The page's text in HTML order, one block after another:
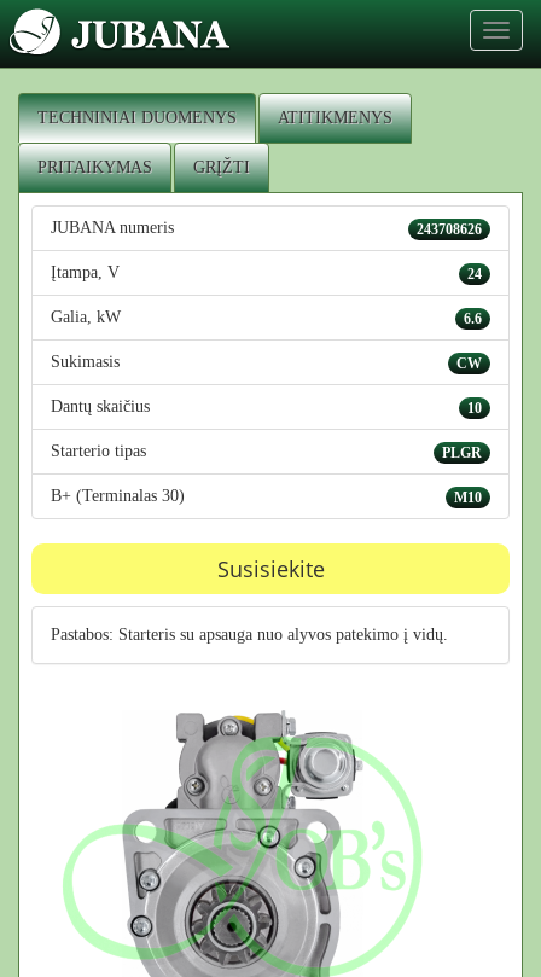
Toggle
TECHNINIAI DUOMENYS ATITIKMENYS
PRITAIKYMAS GRĮŽTI
243708626
JUBANA numeris
24
Įtampa, V
6.6
Galia, kW
CW
Sukimasis
10
Dantų skaičius
PLGR
Starterio tipas
M10
B+ (Terminalas 30)
Susisiekite
Pastabos: Starteris su apsauga nuo alyvos patekimo į vidų.